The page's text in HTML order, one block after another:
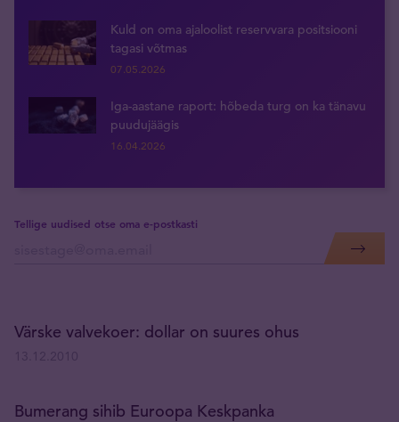
Kuld on oma ajaloolist reservvara positsiooni
tagasi võtmas
07.05.2026
Iga-aastane raport: hõbeda turg on ka tänavu
puudujäägis
16.04.2026
Tellige uudised otse oma e-postkasti
Värske valvekoer: dollar on suures ohus
Bumerang sihib Euroopa Keskpanka